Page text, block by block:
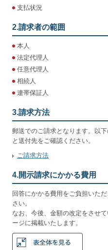
支払状況
2.請求者の範囲
本人
法定代理人
任意代理人
相続人
連帯保証人
3.請求方法
郵送でのご請求となります。以
と送付先をご確認ください。
ご請求方法
4.開示請求にかかる費用
回答にかかる費用をご負担いた
さい。
なお、今後、金額の改定をさせ
ージに掲載いたします。